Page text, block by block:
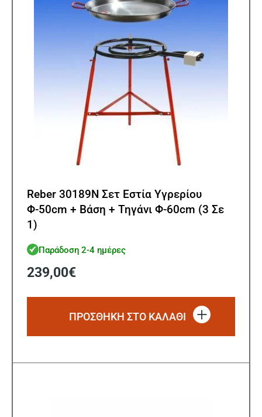
Reber 30189N Σετ Εστία Υγρερίου
Φ-50cm + Βάση + Τηγάνι Φ-60cm (3 Σε
1)
Παράδοση 2-4 ημέρες
239,00€
ΠΡΟΣΘΗΚΗ ΣΤΟ ΚΑΛΑΘΙ